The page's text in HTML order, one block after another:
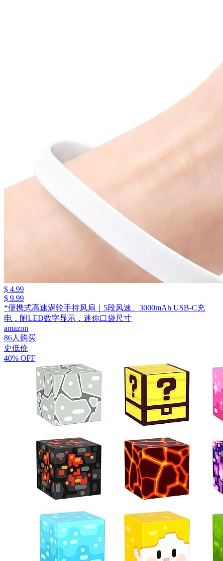
$ 4.99
$ 9.99
*便携式高速涡轮手持风扇｜5段风速、3000mAh USB-C充
电，附LED数字显示，迷你口袋尺寸
amazon
86人购买
史低价
40% OFF